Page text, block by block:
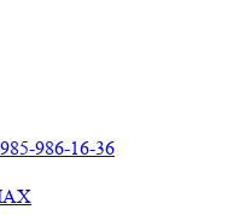
986-16-36